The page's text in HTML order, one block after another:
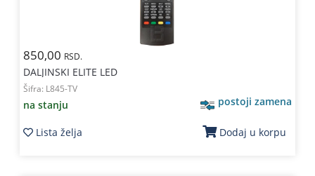
850,00 RSD.
DALJINSKI ELITE LED
Šifra: L845-TV
na stanju postoji zamena
Lista želja Dodaj u korpu